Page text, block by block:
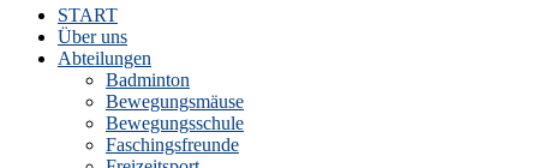
START
Über uns
Abteilungen
Badminton
Bewegungsmäuse
Bewegungsschule
Faschingsfreunde